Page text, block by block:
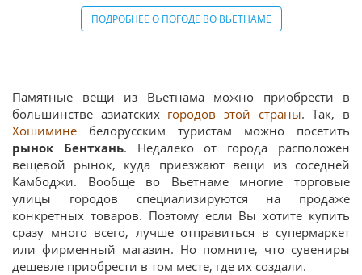
ПОДРОБНЕЕ О ПОГОДЕ ВО ВЬЕТНАМЕ
Памятные вещи из Вьетнама можно приобрести в
большинстве азиатских городов этой страны. Так, в
Хошимине белорусским туристам можно посетить
рынок Бентхань. Недалеко от города расположен
вещевой рынок, куда приезжают вещи из соседней
Камбоджи. Вообще во Вьетнаме многие торговые
улицы городов специализируются на продаже
конкретных товаров. Поэтому если Вы хотите купить
сразу много всего, лучше отправиться в супермаркет
или фирменный магазин. Но помните, что сувениры
дешевле приобрести в том месте, где их создали.